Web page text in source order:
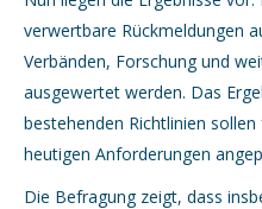
verwertbare Rückmeldungen
Verbänden, Forschung und
ausgewertet werden. Das
bestehenden Richtlinien
heutigen Anforderungen
Die Befragung zeigt, dass